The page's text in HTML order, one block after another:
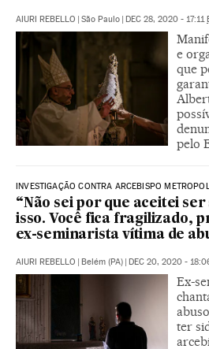
AIURI REBELLO | São Paulo | DEC 28, 2020 - 17:11
e
que
pelo
INVESTIGAÇÃO CONTRA ARCEBISPO
“Não sei por que aceitei
isso. Você fica fragilizado,
ex-seminarista vítima de
AIURI REBELLO | Belém (PA) | DEC 20, 2020 -
Ex-
ter